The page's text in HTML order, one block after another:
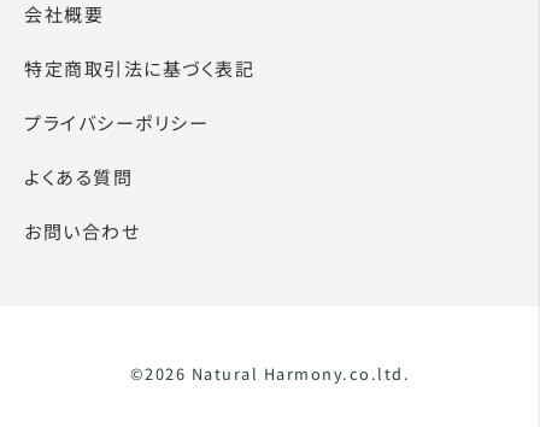
会社概要
特定商取引法に基づく表記
プライバシーポリシー
よくある質問
お問い合わせ
©2026 Natural Harmony.co.ltd.